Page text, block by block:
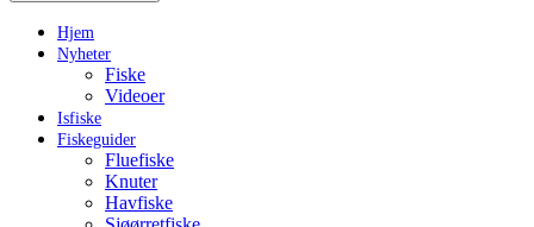
Hjem
Nyheter
Fiske
Videoer
Isfiske
Fiskeguider
Fluefiske
Knuter
Havfiske